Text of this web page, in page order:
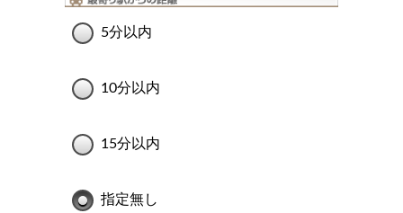
5分以内
10分以内
15分以内
指定無し